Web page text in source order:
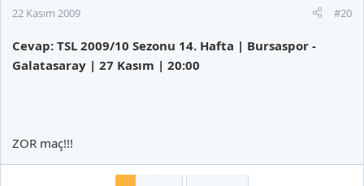
22 Kasım 2009 #20
Cevap: TSL 2009/10 Sezonu 14. Hafta | Bursaspor -
Galatasaray | 27 Kasım | 20:00
ZOR maç!!!